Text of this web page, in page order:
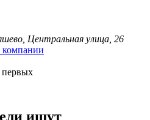
Центральная улица, 26
первых
ищут